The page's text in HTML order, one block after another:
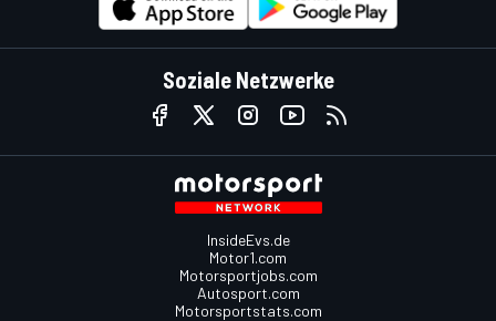
Soziale Netzwerke
InsideEvs.de
Motor1.com
Motorsportjobs.com
Autosport.com
Motorsportstats.com